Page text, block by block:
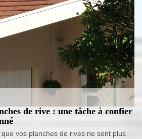
de rive : une tâche à confier
vos planches de rives ne sont plus